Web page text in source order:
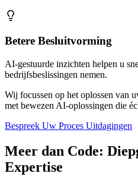
Betere Besluitvorming
AI-gestuurde inzichten helpen u
bedrijfsbeslissingen nemen.
Wij focussen op het oplossen van
met bewezen AI-oplossingen die
Bespreek Uw Proces Uitdagingen
Meer dan Code:
Expertise